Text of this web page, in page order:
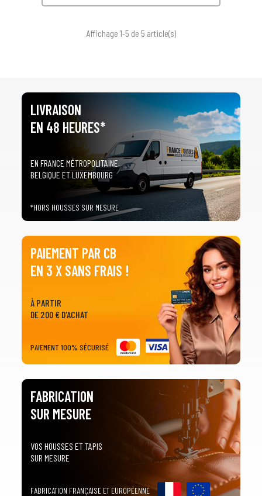
Affichage 1-5 de 5 article(s)
LIVRAISON
EN 48 HEURES*
EN FRANCE MÉTROPOLITAINE,
BELGIQUE ET LUXEMBOURG
*HORS HOUSSES SUR MESURE
PAIEMENT PAR CB
EN 3 X SANS FRAIS !
À PARTIR
DE 200 € D'ACHAT
PAIEMENT 100% SÉCURISÉ
FABRICATION
SUR MESURE
VOS HOUSSES ET TAPIS
SUR MESURE
FABRICATION FRANÇAISE ET EUROPÉENNE